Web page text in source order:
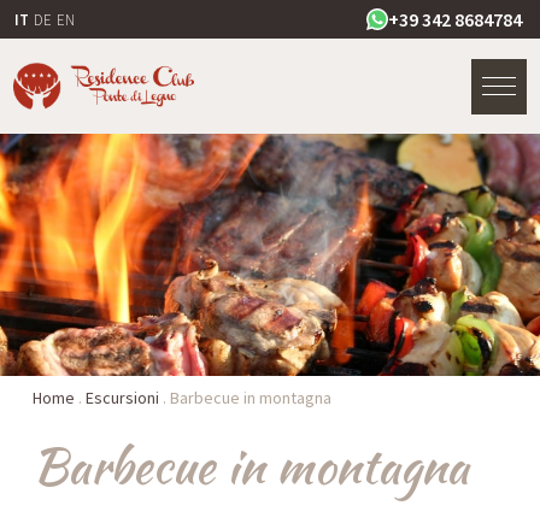
+39 342 8684784
IT DE EN
Home . Escursioni . Barbecue in montagna
Barbecue in montagna